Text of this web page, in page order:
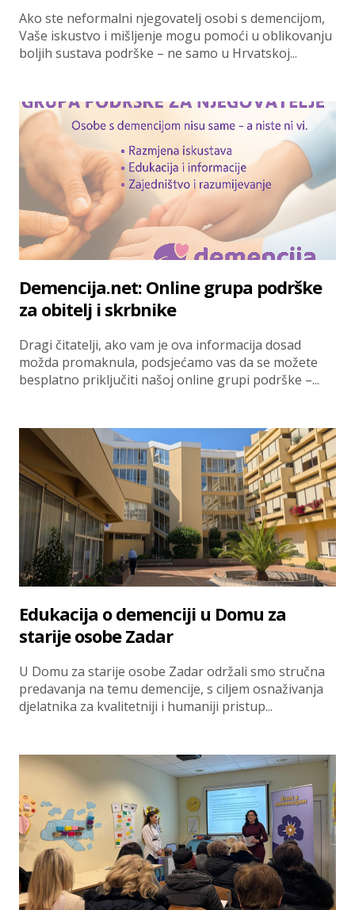
Ako ste neformalni njegovatelj osobi s demencijom,
Vaše iskustvo i mišljenje mogu pomoći u oblikovanju
boljih sustava podrške – ne samo u Hrvatskoj...
Demencija.net: Online grupa podrške
za obitelj i skrbnike
Dragi čitatelji, ako vam je ova informacija dosad
možda promaknula, podsjećamo vas da se možete
besplatno priključiti našoj online grupi podrške –...
Edukacija o demenciji u Domu za
starije osobe Zadar
U Domu za starije osobe Zadar održali smo stručna
predavanja na temu demencije, s ciljem osnaživanja
djelatnika za kvalitetniji i humaniji pristup...